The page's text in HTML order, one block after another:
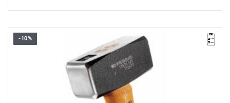
Długość: 254 mm,
Typ gwarancji:L
-10%